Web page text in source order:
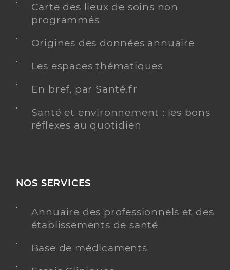
Carte des lieux de soins non
programmés
Origines des données annuaire
Les espaces thématiques
En bref, par Santé.fr
Santé et environnement : les bons
réflexes au quotidien
NOS SERVICES
Annuaire des professionnels et des
établissements de santé
Base de médicaments